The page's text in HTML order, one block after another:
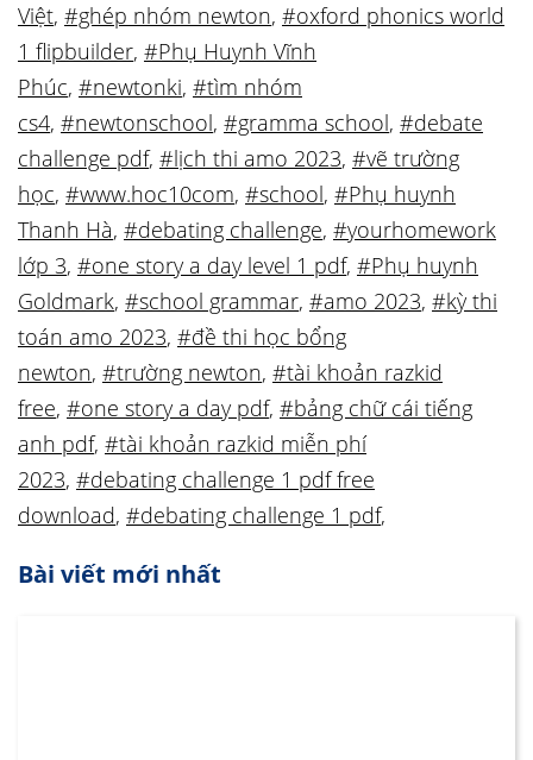
Việt, #ghép nhóm newton, #oxford phonics world
1 flipbuilder, #Phụ Huynh Vĩnh
Phúc, #newtonki, #tìm nhóm
cs4, #newtonschool, #gramma school, #debate
challenge pdf, #lịch thi amo 2023, #vẽ trường
học, #www.hoc10com, #school, #Phụ huynh
Thanh Hà, #debating challenge, #yourhomework
lớp 3, #one story a day level 1 pdf, #Phụ huynh
Goldmark, #school grammar, #amo 2023, #kỳ thi
toán amo 2023, #đề thi học bổng
newton, #trường newton, #tài khoản razkid
free, #one story a day pdf, #bảng chữ cái tiếng
anh pdf, #tài khoản razkid miễn phí
2023, #debating challenge 1 pdf free
download, #debating challenge 1 pdf,
Bài viết mới nhất